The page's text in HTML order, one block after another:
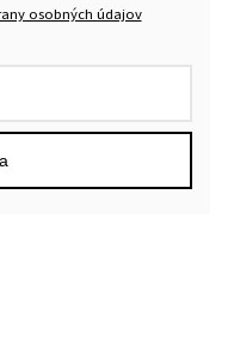
osobných údajov